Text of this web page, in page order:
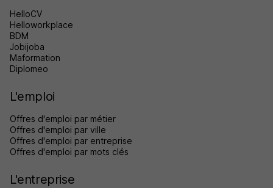
HelloCV
Helloworkplace
BDM
Jobijoba
Maformation
Diplomeo
L'emploi
Offres d'emploi par métier
Offres d'emploi par ville
Offres d'emploi par entreprise
Offres d'emploi par mots clés
L'entreprise